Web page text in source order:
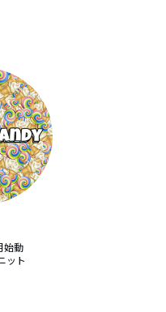
始動
ット